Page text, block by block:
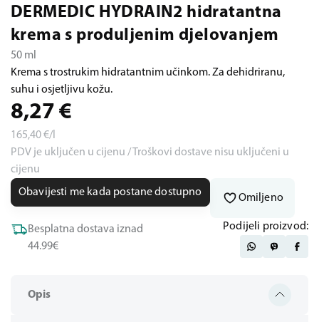
Opis
DERMEDIC HYDRAIN2 hidratantna
krema s produljenim djelovanjem
50 ml
Krema s trostrukim hidratantnim učinkom. Za dehidriranu,
suhu i osjetljivu kožu.
8,27 €
165,40€/l
PDV je uključen u cijenu / Troškovi dostave nisu uključeni u
cijenu
Obavijesti me kada postane dostupno
Omiljeno
Besplatna dostava iznad
44.99€
Podijeli proizvod: